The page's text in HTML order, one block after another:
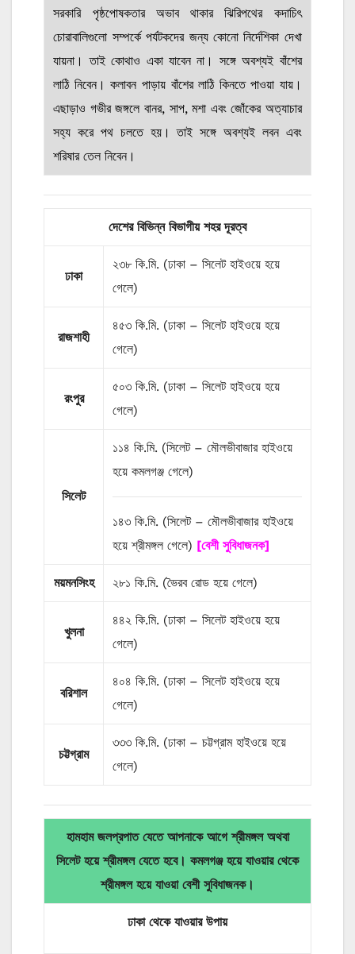
সরকারি পৃষ্ঠপোষকতার অভাব থাকার ঝিরিপথের কদাচিৎ
চোরাবালিগুলো সম্পর্কে পর্যটকদের জন্য কোনো নির্দেশিকা দেখা
যায়না। তাই কোথাও একা যাবেন না। সঙ্গে অবশ্যই বাঁশের
লাঠি নিবেন। কলাবন পাড়ায় বাঁশের লাঠি কিনতে পাওয়া যায়।
এছাড়াও গভীর জঙ্গলে বানর, সাপ, মশা এবং জোঁকের অত্যাচার
সহ্য করে পথ চলতে হয়। তাই সঙ্গে অবশ্যই লবন এবং
শরিষার তেল নিবেন।
দেশের বিভিন্ন বিভাগীয় শহর দূরত্ব
ঢাকা
২৩৮ কি.মি. (ঢাকা – সিলেট হাইওয়ে হয়ে
গেলে)
রাজশাহী
৪৫৩ কি.মি. (ঢাকা – সিলেট হাইওয়ে হয়ে
গেলে)
রংপুর
৫০৩ কি.মি. (ঢাকা – সিলেট হাইওয়ে হয়ে
গেলে)
সিলেট
১১৪ কি.মি. (সিলেট – মৌলভীবাজার হাইওয়ে
হয়ে কমলগঞ্জ গেলে)
১৪৩ কি.মি. (সিলেট – মৌলভীবাজার হাইওয়ে
হয়ে শ্রীমঙ্গল গেলে) [বেশী সুবিধাজনক]
ময়মনসিংহ ২৮১ কি.মি. (ভৈরব রোড হয়ে গেলে)
খুলনা
৪৪২ কি.মি. (ঢাকা – সিলেট হাইওয়ে হয়ে
গেলে)
বরিশাল
৪০৪ কি.মি. (ঢাকা – সিলেট হাইওয়ে হয়ে
গেলে)
চট্টগ্রাম
৩৩৩ কি.মি. (ঢাকা – চট্টগ্রাম হাইওয়ে হয়ে
গেলে)
হামহাম জলপ্রপাত যেতে আপনাকে আগে শ্রীমঙ্গল অথবা
সিলেট হয়ে শ্রীমঙ্গল যেতে হবে। কমলগঞ্জ হয়ে যাওয়ার থেকে
শ্রীমঙ্গল হয়ে যাওয়া বেশী সুবিধাজনক।
ঢাকা থেকে যাওয়ার উপায়